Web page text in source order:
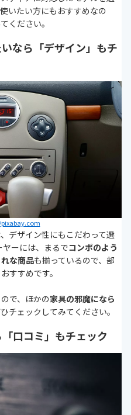
いたい方にもおすすめなの
ください。
なら「デザイン」もチ
デザイン性にもこだわって選
ヤーには、まるでコンポのよう
な商品も揃っているので、部
すすめです。
で、ほかの家具の邪魔になら
チェックしてみてください。
口コミ」もチェック